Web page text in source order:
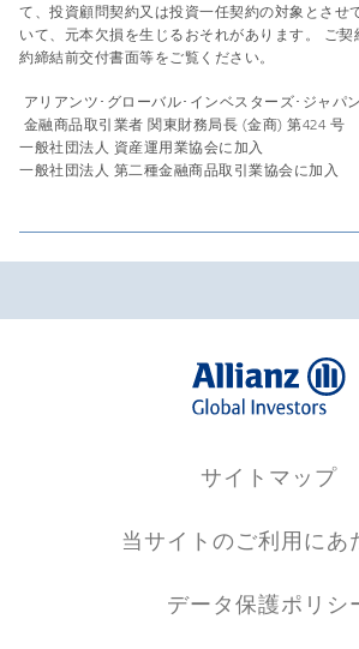
て、投資顧問契約又は投資一任契約の対象とさせ
いて、元本欠損を生じるおそれがあります。 ご
約締結前交付書面等をご覧ください。
アリアンツ･グローバル･インベスターズ･ジャパ
金融商品取引業者 関東財務局長 (金商) 第424 号
一般社団法人 資産運用業協会に加入
一般社団法人 第二種金融商品取引業協会に加入
サイトマップ
当サイトのご利用にあ
データ保護ポリシ